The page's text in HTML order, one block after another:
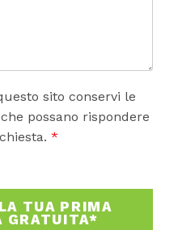
sito conservi le
possano rispondere
*
TUA PRIMA
GRATUITA*